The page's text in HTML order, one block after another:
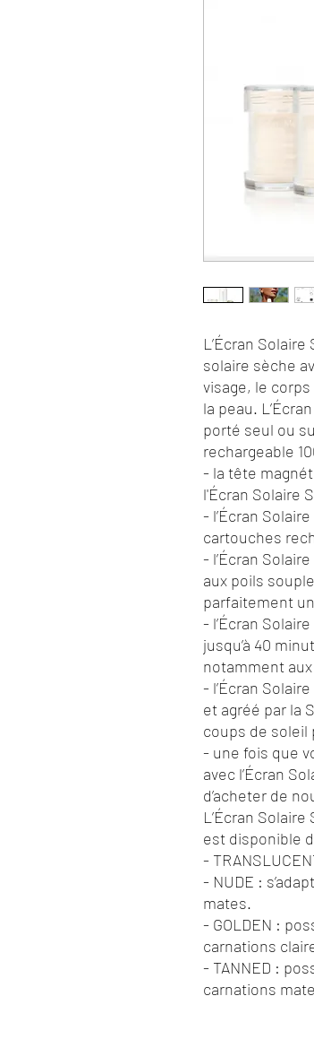
L’Écran
solaire sèche
visage, le
la peau.
porté seul ou
rechargeable
- la tête
l'Écran Solaire
- l’Écran
cartouches
- l’Écran
aux poils
parfaitement
- l’Écran
jusqu’à 40
notamment
- l’Écran
et agréé par la
coups de soleil
- une fois que
avec l’Écran
d’acheter de
L’Écran
est disponible
-
- NUDE :
mates.
- GOLDEN :
carnations
- TANNED :
carnations